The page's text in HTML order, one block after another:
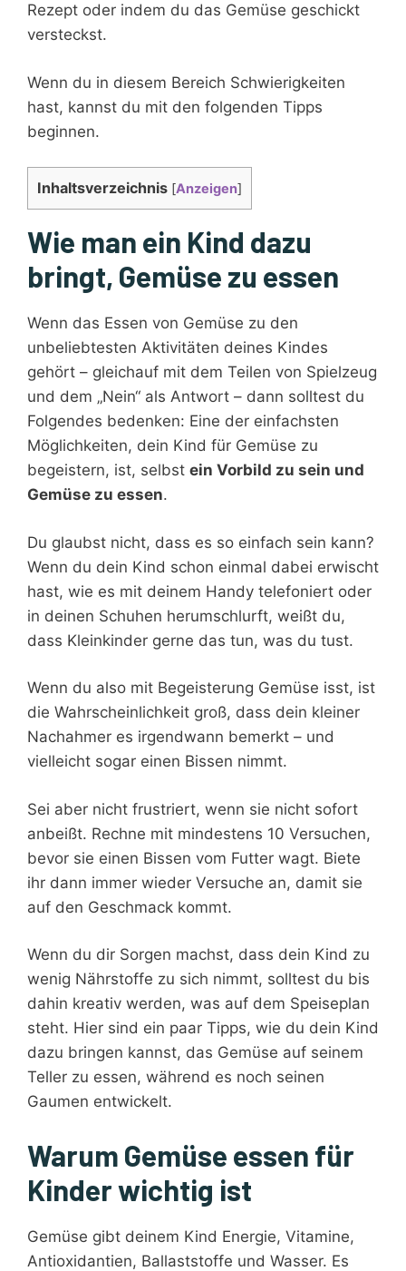
Rezept oder indem du das Gemüse geschickt
versteckst.
Wenn du in diesem Bereich Schwierigkeiten
hast, kannst du mit den folgenden Tipps
beginnen.
Inhaltsverzeichnis [Anzeigen]
Wie man ein Kind dazu
bringt, Gemüse zu essen
Wenn das Essen von Gemüse zu den
unbeliebtesten Aktivitäten deines Kindes
gehört – gleichauf mit dem Teilen von Spielzeug
und dem „Nein“ als Antwort – dann solltest du
Folgendes bedenken: Eine der einfachsten
Möglichkeiten, dein Kind für Gemüse zu
begeistern, ist, selbst ein Vorbild zu sein und
Gemüse zu essen.
Du glaubst nicht, dass es so einfach sein kann?
Wenn du dein Kind schon einmal dabei erwischt
hast, wie es mit deinem Handy telefoniert oder
in deinen Schuhen herumschlurft, weißt du,
dass Kleinkinder gerne das tun, was du tust.
Wenn du also mit Begeisterung Gemüse isst, ist
die Wahrscheinlichkeit groß, dass dein kleiner
Nachahmer es irgendwann bemerkt – und
vielleicht sogar einen Bissen nimmt.
Sei aber nicht frustriert, wenn sie nicht sofort
anbeißt. Rechne mit mindestens 10 Versuchen,
bevor sie einen Bissen vom Futter wagt. Biete
ihr dann immer wieder Versuche an, damit sie
auf den Geschmack kommt.
Wenn du dir Sorgen machst, dass dein Kind zu
wenig Nährstoffe zu sich nimmt, solltest du bis
dahin kreativ werden, was auf dem Speiseplan
steht. Hier sind ein paar Tipps, wie du dein Kind
dazu bringen kannst, das Gemüse auf seinem
Teller zu essen, während es noch seinen
Gaumen entwickelt.
Warum Gemüse essen für
Kinder wichtig ist
Gemüse gibt deinem Kind Energie, Vitamine,
Antioxidantien, Ballaststoffe und Wasser. Es